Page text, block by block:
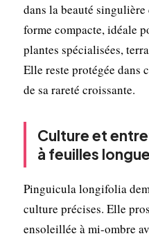
dans la beauté singulière
forme compacte, idéale
plantes spécialisées,
Elle reste protégée dans
de sa rareté croissante.
Culture et
à feuilles
Pinguicula longifolia
culture précises. Elle
ensoleillée à mi-ombre